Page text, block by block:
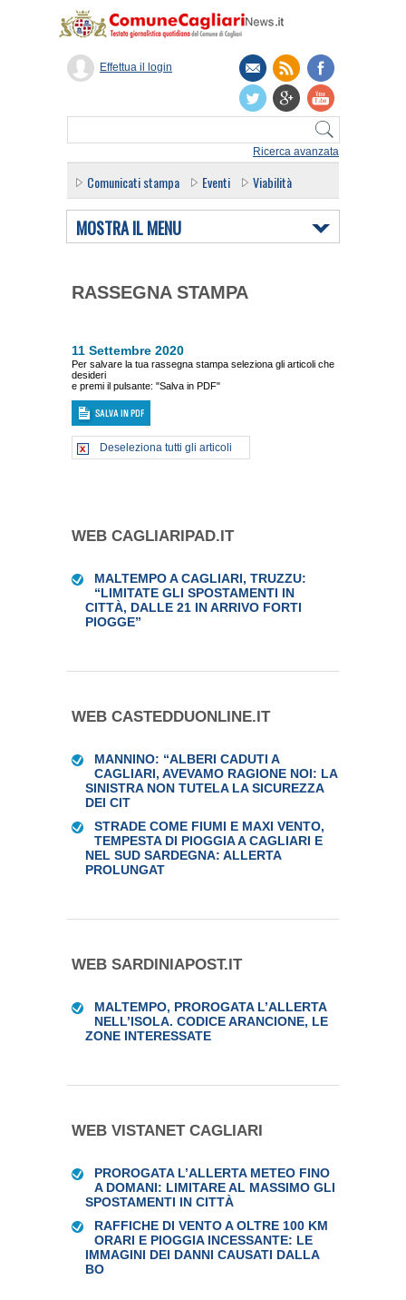
Ricerca avanzata
Effettua il login
Comunicati stampa Eventi Viabilità
MOSTRA IL MENU
RASSEGNA STAMPA
11 Settembre 2020
Per salvare la tua rassegna stampa seleziona gli articoli che
desideri
e premi il pulsante: "Salva in PDF"
Deseleziona tutti gli articoli
WEB CAGLIARIPAD.IT
MALTEMPO A CAGLIARI, TRUZZU:
“LIMITATE GLI SPOSTAMENTI IN
CITTÀ, DALLE 21 IN ARRIVO FORTI
PIOGGE”
WEB CASTEDDUONLINE.IT
MANNINO: “ALBERI CADUTI A
CAGLIARI, AVEVAMO RAGIONE NOI: LA
SINISTRA NON TUTELA LA SICUREZZA
DEI CIT
STRADE COME FIUMI E MAXI VENTO,
TEMPESTA DI PIOGGIA A CAGLIARI E
NEL SUD SARDEGNA: ALLERTA
PROLUNGAT
WEB SARDINIAPOST.IT
MALTEMPO, PROROGATA L’ALLERTA
NELL’ISOLA. CODICE ARANCIONE, LE
ZONE INTERESSATE
WEB VISTANET CAGLIARI
PROROGATA L’ALLERTA METEO FINO
A DOMANI: LIMITARE AL MASSIMO GLI
SPOSTAMENTI IN CITTÀ
RAFFICHE DI VENTO A OLTRE 100 KM
ORARI E PIOGGIA INCESSANTE: LE
IMMAGINI DEI DANNI CAUSATI DALLA
BO